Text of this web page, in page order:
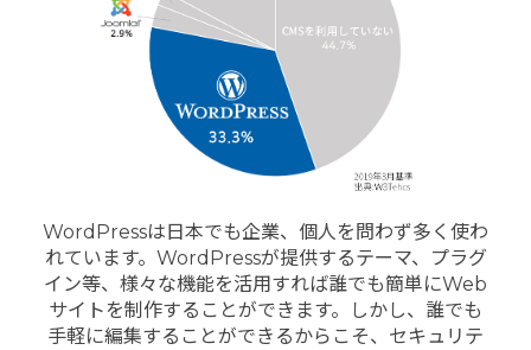
WordPressは日本でも企業、個人を問わず多く使わ
れています。WordPressが提供するテーマ、プラグ
イン等、様々な機能を活用すれば誰でも簡単にWeb
サイトを制作することができます。しかし、誰でも
手軽に編集することができるからこそ、セキュリテ